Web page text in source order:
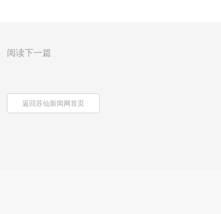
阅读下一篇
返回苏仙新闻网首页